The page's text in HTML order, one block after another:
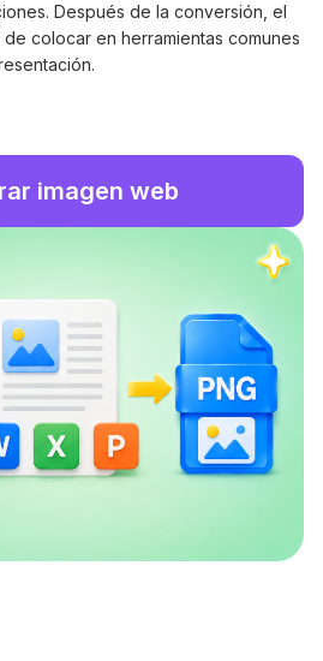
Después de la conversión, el
colocar en herramientas comunes
imagen web